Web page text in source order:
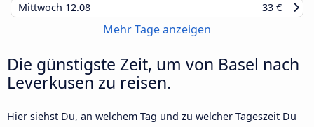
Mittwoch 12.08 33 €
Mehr Tage anzeigen
Die günstigste Zeit, um von Basel nach
Leverkusen zu reisen.
Hier siehst Du, an welchem Tag und zu welcher Tageszeit Du